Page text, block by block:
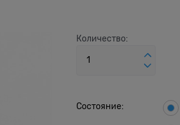
Количество:
Состояние: